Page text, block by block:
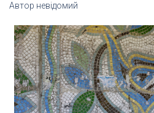
Автор невідомий